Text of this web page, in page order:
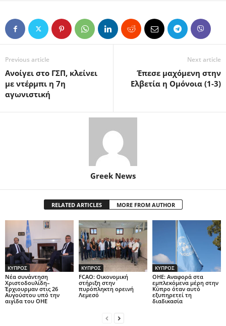
Previous article
Ανοίγει στο ΓΣΠ, κλείνει
με ντέρμπι η 7η
αγωνιστική
Next article
Έπεσε μαχόμενη στην
Ελβετία η Ομόνοια (1-3)
Greek News
RELATED ARTICLES MORE FROM AUTHOR
ΚΥΠΡΟΣ
Νέα συνάντηση
Χριστοδουλίδη–
Έρχιουρμαν στις 26
Αυγούστου υπό την
αιγίδα του ΟΗΕ
ΚΥΠΡΟΣ
FCAO: Οικονομική
στήριξη στην
πυρόπληκτη ορεινή
Λεμεσό
ΚΥΠΡΟΣ
ΟΗΕ: Αναφορά στα
εμπλεκόμενα μέρη στην
Κύπρο όταν αυτό
εξυπηρετεί τη
διαδικασία